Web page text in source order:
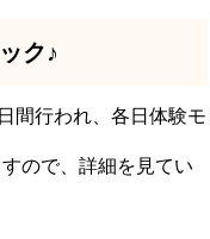
ク♪
間行われ、各日体験モ
ので、詳細を見てい